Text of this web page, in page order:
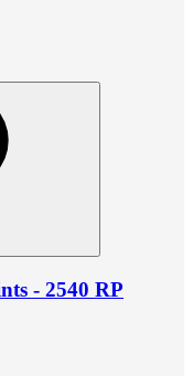
- 2540 RP